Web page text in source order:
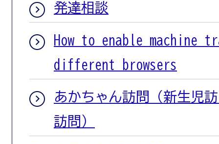
発達相談
How to enable machine
different browsers
あかちゃん訪問（新生児
訪問）